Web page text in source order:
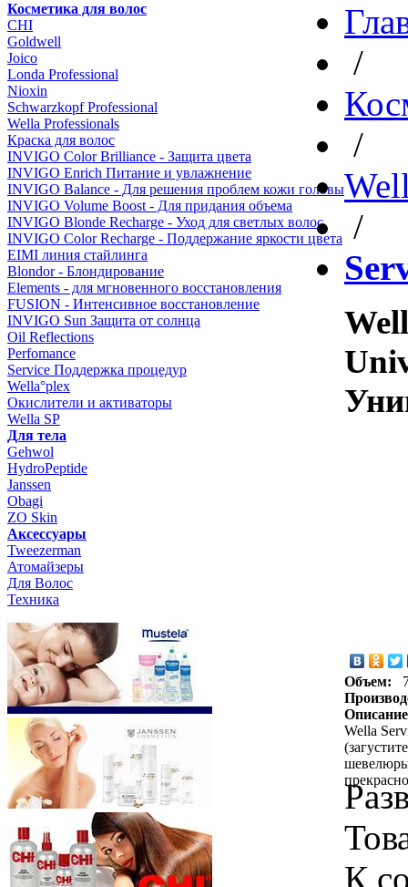
Косметика для волос
CHI
Goldwell
Joico
Londa Professional
Nioxin
Schwarzkopf Professional
Wella Professionals
Краска для волос
INVIGO Color Brilliance - Защита цвета
INVIGO Enrich Питание и увлажнение
INVIGO Balance - Для решения проблем кожи головы
INVIGO Volume Boost - Для придания объема
INVIGO Blonde Recharge - Уход для светлых волос
INVIGO Color Recharge - Поддержание яркости цвета
EIMI линия стайлинга
Blondor - Блондирование
Elements - для мгновенного восстановления
FUSION - Интенсивное восстановление
INVIGO Sun Защита от солнца
Oil Reflections
Perfomance
Service Поддержка процедур
Wella°plex
Окислители и активаторы
Wella SP
Для тела
Gehwol
HydroPeptide
Janssen
Obagi
ZO Skin
Aксессуары
Tweezerman
Атомайзеры
Для Волос
Техника
/
/
/
Объем:
Wella
К